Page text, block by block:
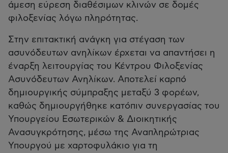
άμεση εύρεση διαθέσιμων κλινών σε δομές
φιλοξενίας λόγω πληρότητας.
Στην επιτακτική ανάγκη για στέγαση των
ασυνόδευτων ανηλίκων έρχεται να απαντήσει η
έναρξη λειτουργίας του Κέντρου Φιλοξενίας
Ασυνόδευτων Ανηλίκων. Αποτελεί καρπό
δημιουργικής σύμπραξης μεταξύ 3 φορέων,
καθώς δημιουργήθηκε κατόπιν συνεργασίας του
Υπουργείου Εσωτερικών & Διοικητικής
Ανασυγκρότησης, μέσω της Αναπληρώτριας
Υπουργού με χαρτοφυλάκιο για τη